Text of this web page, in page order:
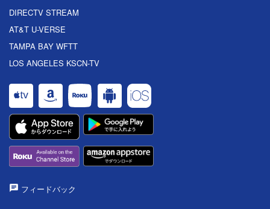
DIRECTV STREAM
AT&T U-VERSE
TAMPA BAY WFTT
LOS ANGELES KSCN-TV
フィードバック